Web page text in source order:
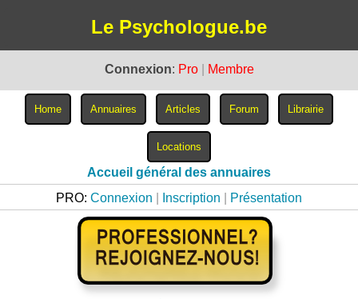
Le Psychologue.be
Connexion: Pro Membre
Accueil général des annuaires
PRO: Connexion Inscription Présentation